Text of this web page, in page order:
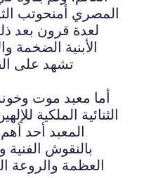
المصري أمنحوتب
لعدة قرون بعد
الأبنية الضخمة
تشهد على
أما معبد موت
الثنائية الملكية
المعبد أحد
بالنقوش
العظمة والروعة